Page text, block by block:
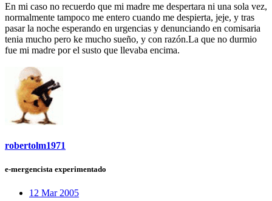
En mi caso no recuerdo que mi madre me despertara ni una sola vez,
normalmente tampoco me entero cuando me despierta, jeje, y tras
pasar la noche esperando en urgencias y denunciando en comisaria
tenia mucho pero ke mucho sueño, y con razón.La que no durmio
fue mi madre por el susto que llevaba encima.
robertolm1971
e-mergencista experimentado
12 Mar 2005